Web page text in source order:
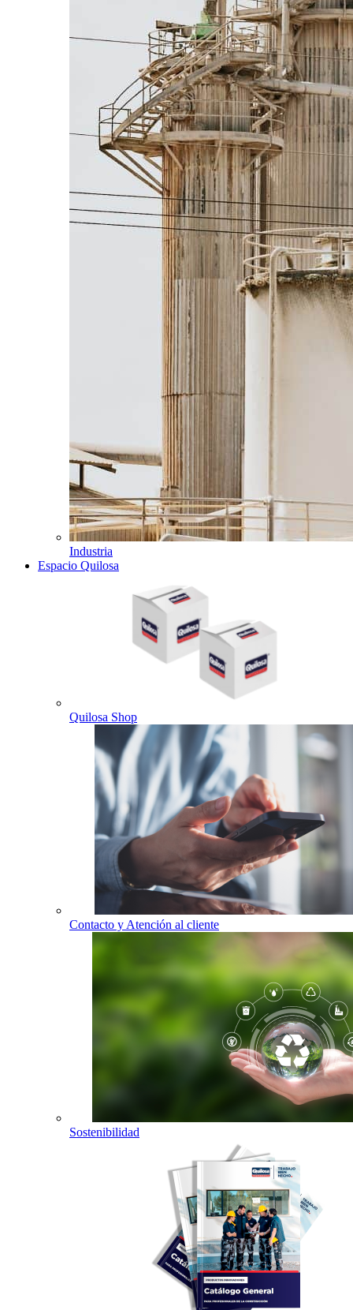
Industria
Espacio Quilosa
Quilosa Shop
Contacto y Atención al cliente
Sostenibilidad